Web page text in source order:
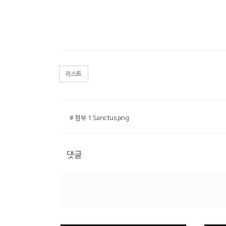
리스트
# 첨부 1.Sanctus.png
댓글